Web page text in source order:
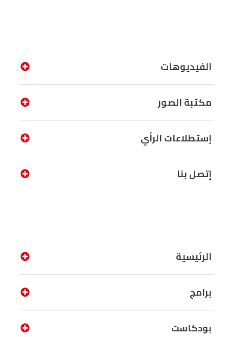
الفيديوهات
مكتبة الصور
إستطلاعات الرأي
إتصل بنا
الرئيسية
برامج
بودكاست